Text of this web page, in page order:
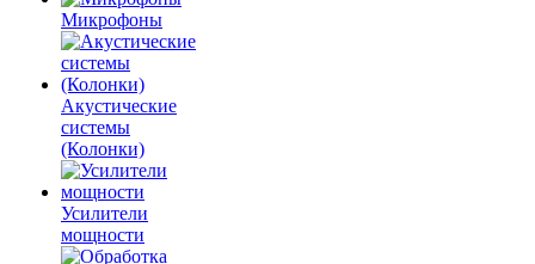
Микрофоны
Акустические
системы
(Колонки)
Усилители
мощности